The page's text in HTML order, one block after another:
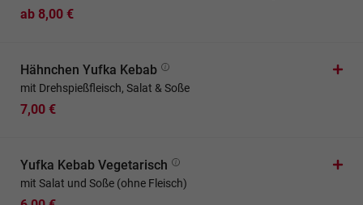
ab 8,00 €
Hähnchen Yufka Kebab
mit Drehspießfleisch, Salat & Soße
7,00 €
Yufka Kebab Vegetarisch
mit Salat und Soße (ohne Fleisch)